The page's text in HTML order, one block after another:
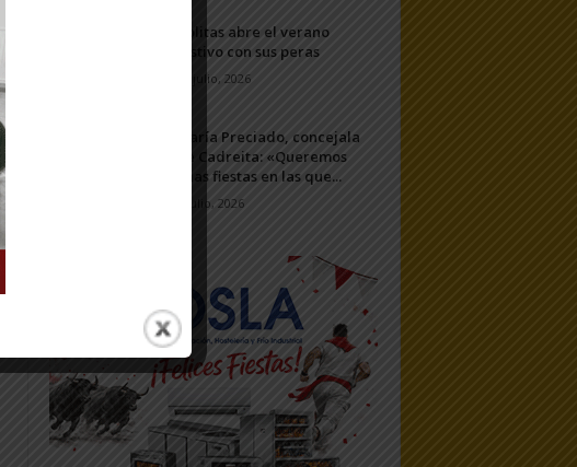
Ablitas abre el verano
festivo con sus peras
11 julio, 2026
María Preciado, concejala
de Cadreita: «Queremos
unas fiestas en las que...
7 julio, 2026